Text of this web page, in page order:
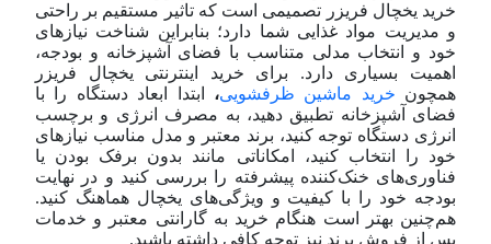
خرید یخچال فریزر تصمیمی است که تاثیر مستقیم بر راحتی
و مدیریت مواد غذایی شما دارد؛ بنابراین شناخت نیازهای
خود و انتخاب مدلی متناسب با فضای آشپزخانه و بودجه،
اهمیت بسیاری دارد. برای خرید اینترنتی یخچال فریزر
همچون خرید ماشین ظرفشویی،
ابتدا ابعاد دستگاه را با
فضای آشپزخانه تطبیق دهید، به مصرف انرژی و برچسب
انرژی دستگاه توجه کنید، برند معتبر و مدل مناسب نیازهای
خود را انتخاب کنید، امکاناتی مانند بدون برفک بودن یا
فناوری‌های خنک‌کننده پیشرفته را بررسی کنید و در نهایت
بودجه خود را با کیفیت و ویژگی‌های یخچال هماهنگ کنید.
هم‌چنین بهتر است هنگام خرید به گارانتی معتبر و خدمات
پس از فروش برند نیز توجه کافی داشته باشید.